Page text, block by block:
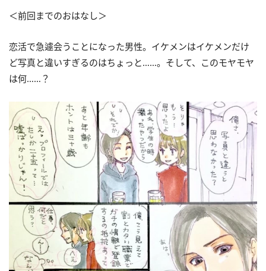
＜前回までのおはなし＞
恋活で急遽会うことになった男性。イケメンはイケメンだけ
ど写真と違いすぎるのはちょっと……。そして、このモヤモヤ
は何……？